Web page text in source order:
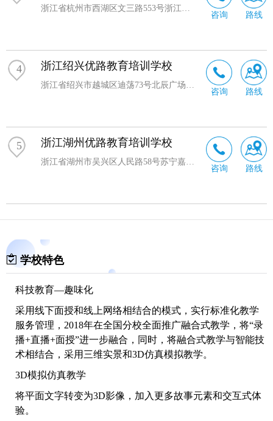
咨询 路线
4 浙江绍兴优路教育培训学校
咨询 路线
5 浙江湖州优路教育培训学校
咨询 路线
学校特色
科技教育—趣味化
采用线下面授和线上网络相结合的模式，实行标准化教学
服务管理，2018年在全国分校全面推广融合式教学，将“录
播+直播+面授”进一步融合，同时，将融合式教学与智能技
术相结合，采用三维实景和3D仿真模拟教学。
3D模拟仿真教学
将平面文字转变为3D影像，加入更多故事元素和交互式体
验。